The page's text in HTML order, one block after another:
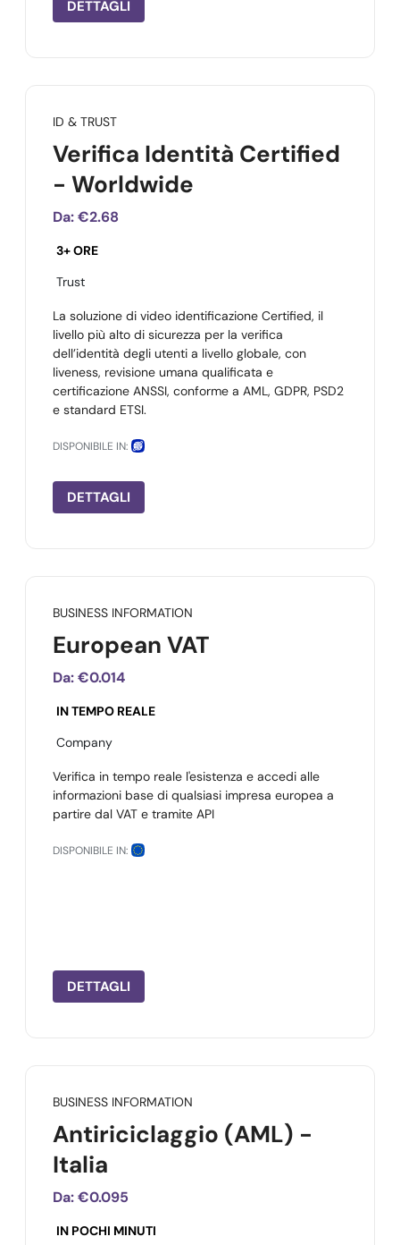
DETTAGLI
ID & TRUST
Verifica Identità Certified
- Worldwide
Da:€2.68
3+ ORE
Trust
La soluzione di video identificazione Certified, il
livello più alto di sicurezza per la verifica
dell’identità degli utenti a livello globale, con
liveness, revisione umana qualificata e
certificazione ANSSI, conforme a AML, GDPR, PSD2
e standard ETSI.
DISPONIBILE IN:
DETTAGLI
BUSINESS INFORMATION
European VAT
Da:€0.014
IN TEMPO REALE
Company
Verifica in tempo reale l'esistenza e accedi alle
informazioni base di qualsiasi impresa europea a
partire dal VAT e tramite API
DISPONIBILE IN:
DETTAGLI
BUSINESS INFORMATION
Antiriciclaggio (AML) -
Italia
Da:€0.095
IN POCHI MINUTI